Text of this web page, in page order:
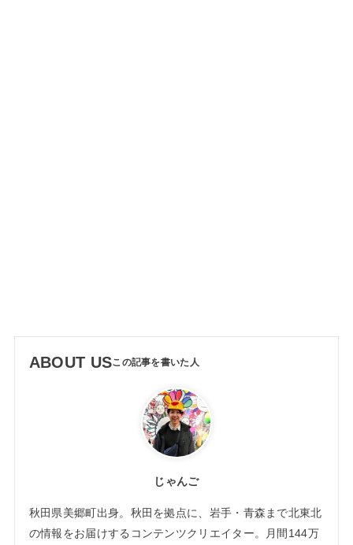
ABOUT US
じゃんご
秋田県美郷町出身。秋田を拠点に、岩手・青森まで北東北
の情報をお届けするコンテンツクリエイター。月間144万